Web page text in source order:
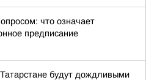
что означает
предписание
будут дождливыми